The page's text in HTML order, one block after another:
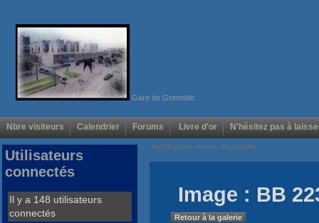
Gare de Grenoble
Nbre visiteurs Calendrier Forums Livre d'or N'hésitez pas à
Voir/Cacher menus de gauche
Image : BB
Retour à la galerie
Utilisateurs
connectés
Il y a 148 utilisateurs
connectés